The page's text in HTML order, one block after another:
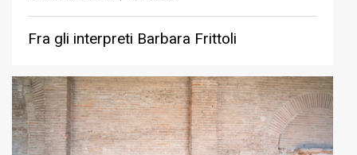
Fra gli interpreti Barbara Frittoli